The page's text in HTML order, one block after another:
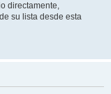
directamente,
su lista desde esta